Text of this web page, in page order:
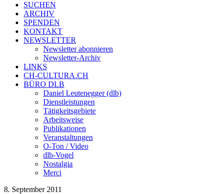
SUCHEN
ARCHIV
SPENDEN
KONTAKT
NEWSLETTER
Newsletter abonnieren
Newsletter-Archiv
LINKS
CH-CULTURA.CH
BÜRO DLB
Daniel Leutenegger (dlb)
Dienstleistungen
Tätigkeitsgebiete
Arbeitsweise
Publikationen
Veranstaltungen
O-Ton / Video
dlb-Vogel
Nostalgia
Merci
8. September 2011